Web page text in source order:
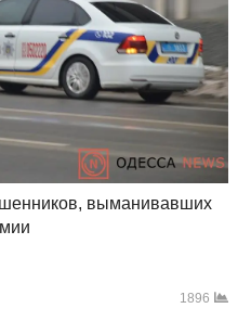
выманивавших
1896